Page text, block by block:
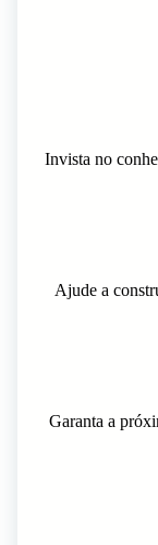
Invista no
Ajude a
Garanta a